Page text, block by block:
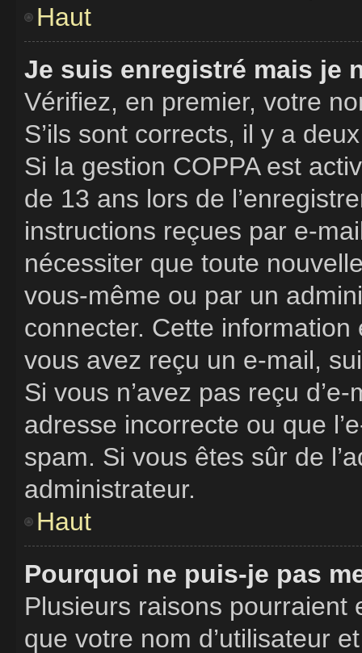
Haut
Je suis enregistré mais je
Vérifiez, en premier, votre
S’ils sont corrects, il y a
Si la gestion COPPA est
de 13 ans lors de
instructions reçues par e-
nécessiter que toute
vous-même ou par un
connecter. Cette information
vous avez reçu un e-mail,
Si vous n’avez pas reçu
adresse incorrecte ou que
spam. Si vous êtes sûr de
administrateur.
Haut
Pourquoi ne puis-je pas
Plusieurs raisons pourraient
que votre nom d’utilisateur